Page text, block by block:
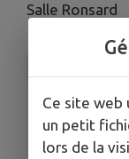
Salle Ronsard
Ce site web
un petit
lors de la